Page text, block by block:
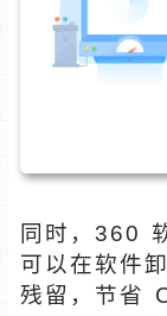
同时，360
可以在软件
残留，节省